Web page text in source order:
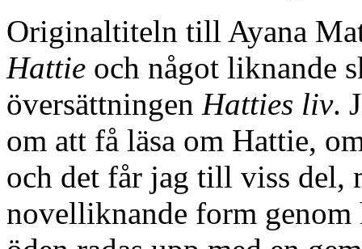
Originaltiteln till Ayana
Hattie och något liknande
översättningen Hatties liv.
om att få läsa om Hattie,
och det får jag till viss del,
novelliknande form genom